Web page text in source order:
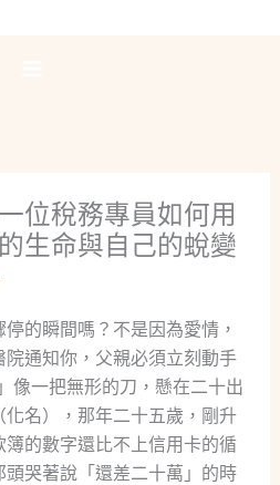
位稅務專員如何用
生命與自己的蛻變
的瞬間嗎？不是因為愛情，
通知你，父親必須立刻動手
像一把無形的刀，懸在二十出
名），那年二十五歲，剛升
簿的數字還比不上信用卡的循
哭著說「還差二十萬」的時